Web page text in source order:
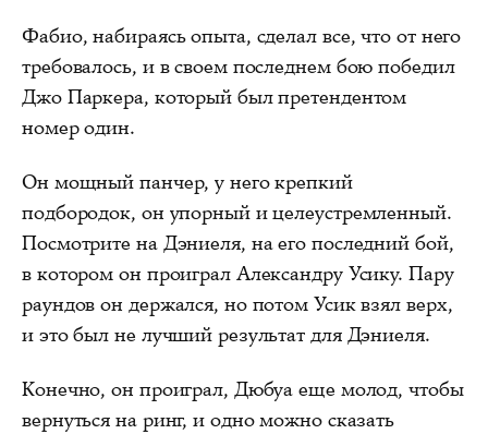
Фабио, набираясь опыта, сделал все, что от него
требовалось, и в своем последнем бою победил
Джо Паркера, который был претендентом
номер один.
Он мощный панчер, у него крепкий
подбородок, он упорный и целеустремленный.
Посмотрите на Дэниеля, на его последний бой,
в котором он проиграл Александру Усику. Пару
раундов он держался, но потом Усик взял верх,
и это был не лучший результат для Дэниеля.
Конечно, он проиграл, Дюбуа еще молод, чтобы
вернуться на ринг, и одно можно сказать